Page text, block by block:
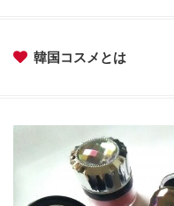
韓国コスメとは